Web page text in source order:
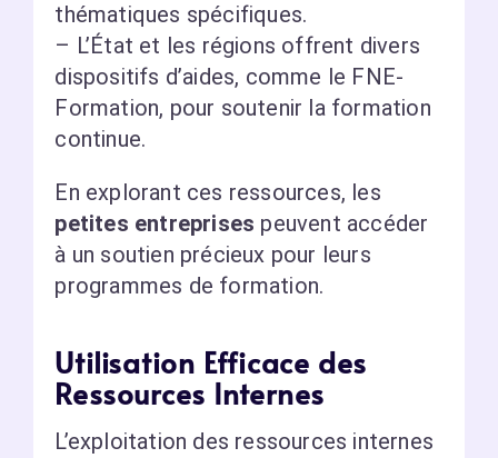
thématiques spécifiques.
– L’État et les régions offrent divers
dispositifs d’aides, comme le FNE-
Formation, pour soutenir la formation
continue.
En explorant ces ressources, les
petites entreprises peuvent accéder
à un soutien précieux pour leurs
programmes de formation.
Utilisation Efficace des
Ressources Internes
L’exploitation des ressources internes